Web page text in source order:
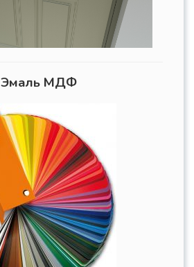
Эмаль МДФ